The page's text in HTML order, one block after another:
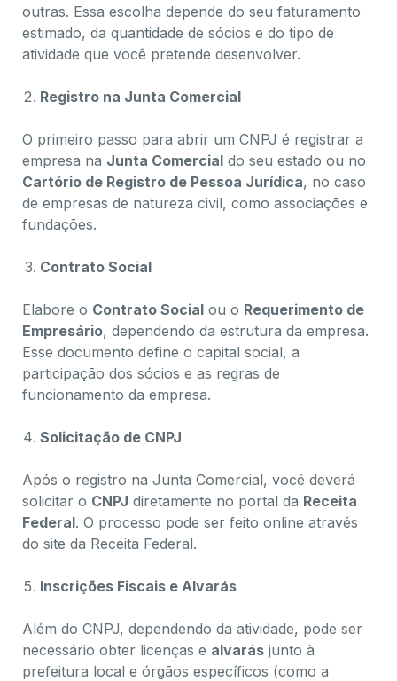
outras. Essa escolha depende do seu faturamento
estimado, da quantidade de sócios e do tipo de
atividade que você pretende desenvolver.
Registro na Junta Comercial
O primeiro passo para abrir um CNPJ é registrar a
empresa na Junta Comercial do seu estado ou no
Cartório de Registro de Pessoa Jurídica, no caso
de empresas de natureza civil, como associações e
fundações.
Contrato Social
Elabore o Contrato Social ou o Requerimento de
Empresário, dependendo da estrutura da empresa.
Esse documento define o capital social, a
participação dos sócios e as regras de
funcionamento da empresa.
Solicitação de CNPJ
Após o registro na Junta Comercial, você deverá
solicitar o CNPJ diretamente no portal da Receita
Federal. O processo pode ser feito online através
do site da Receita Federal.
Inscrições Fiscais e Alvarás
Além do CNPJ, dependendo da atividade, pode ser
necessário obter licenças e alvarás junto à
prefeitura local e órgãos específicos (como a